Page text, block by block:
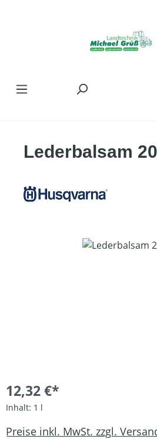
Lederbalsam
Bildergalerie überspringen
12,32 €*
Inhalt: 1 l
Preise inkl. MwSt. zzgl.